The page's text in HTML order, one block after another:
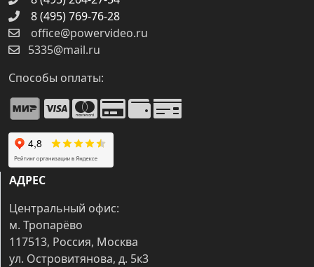
8 (495) 769-76-28
office@powervideo.ru
5335@mail.ru
Способы оплаты:
АДРЕС
Центральный офис:
м. Тропарёво
117513, Россия, Москва
ул. Островитянова, д. 5к3